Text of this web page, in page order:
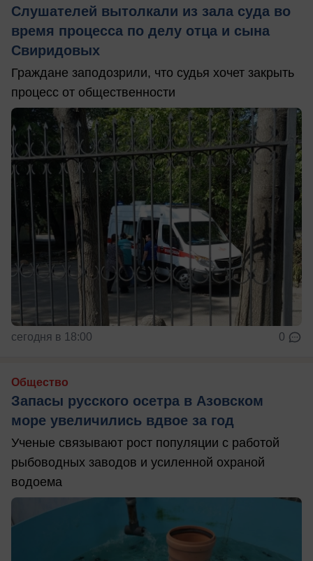
Слушателей вытолкали из зала суда во
время процесса по делу отца и сына
Свиридовых
Граждане заподозрили, что судья хочет закрыть
процесс от общественности
сегодня в 18:00 0
Общество
Запасы русского осетра в Азовском
море увеличились вдвое за год
Ученые связывают рост популяции с работой
рыбоводных заводов и усиленной охраной
водоема